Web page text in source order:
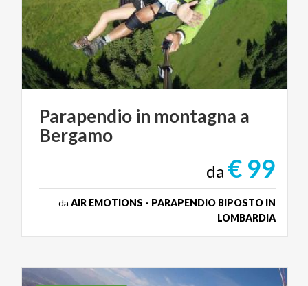
Parapendio in montagna a
Bergamo
da € 99
da AIR EMOTIONS - PARAPENDIO BIPOSTO IN
LOMBARDIA